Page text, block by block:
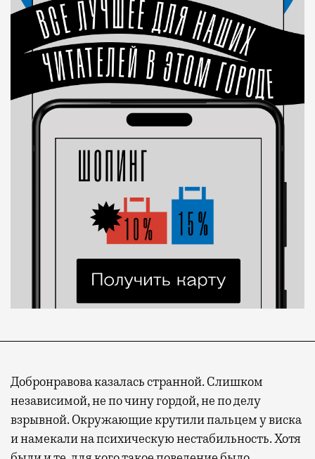
Добронравова казалась странной. Слишком
независимой, не по чину гордой, не по делу
взрывной. Окружающие крутили пальцем у виска
и намекали на психическую нестабильность. Хотя